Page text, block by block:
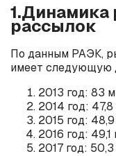
рассылок
По данным РАЭК,
имеет следующую
2013 год: 83
2014 год:
2015 год:
2016 год:
2017 год: